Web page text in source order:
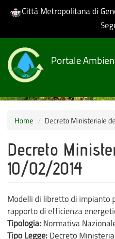
Salta
contenuto
principale
Città Metropolitana di
Portale
Home Decreto Ministeriale
Decreto
10/02/2014
Modelli di libretto di impianto
rapporto di efficienza
Tipologia: Normativa
Tipo Legge: Decreto